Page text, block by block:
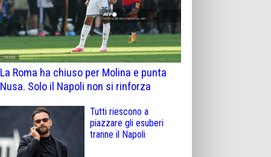
La Roma ha chiuso per Molina e punta
Nusa. Solo il Napoli non si rinforza
Tutti riescono a
piazzare gli esuberi
tranne il Napoli